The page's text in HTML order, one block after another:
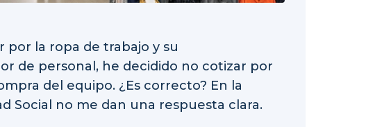
por la ropa de trabajo y su
de personal, he decidido no cotizar por
del equipo. ¿Es correcto? En la
Social no me dan una respuesta clara.